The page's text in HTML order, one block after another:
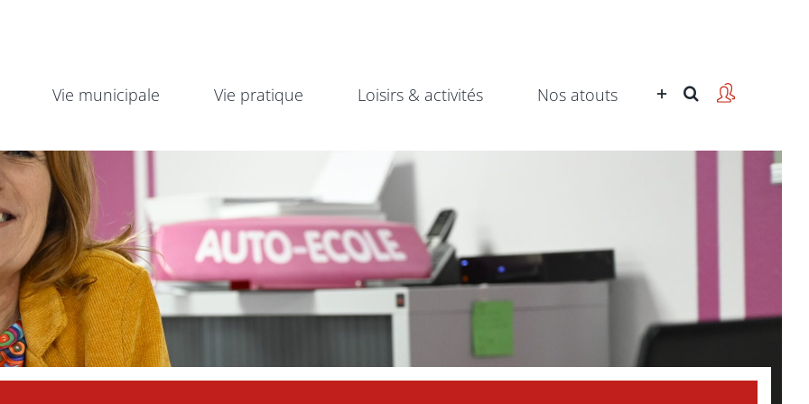
Vie municipale Vie pratique Loisirs & activités Nos atouts